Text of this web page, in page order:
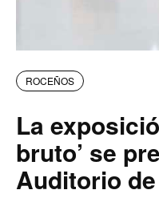
ROCEÑOS
La
bruto’ se
Auditorio